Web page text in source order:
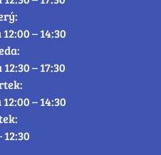
12:00 – 14:30
12:30 – 17:30
12:00 – 14:30
12:30